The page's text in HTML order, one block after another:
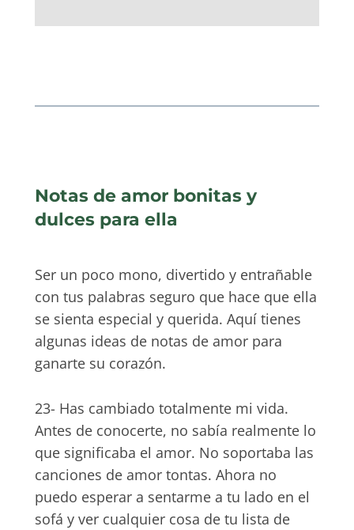
Notas de amor bonitas y
dulces para ella
Ser un poco mono, divertido y entrañable
con tus palabras seguro que hace que ella
se sienta especial y querida. Aquí tienes
algunas ideas de notas de amor para
ganarte su corazón.
23- Has cambiado totalmente mi vida.
Antes de conocerte, no sabía realmente lo
que significaba el amor. No soportaba las
canciones de amor tontas. Ahora no
puedo esperar a sentarme a tu lado en el
sofá y ver cualquier cosa de tu lista de